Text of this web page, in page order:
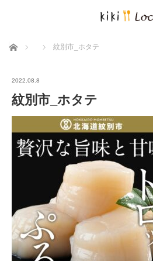
ホーム 紋別市_ホタテ
2022.08.8
紋別市_ホタテ